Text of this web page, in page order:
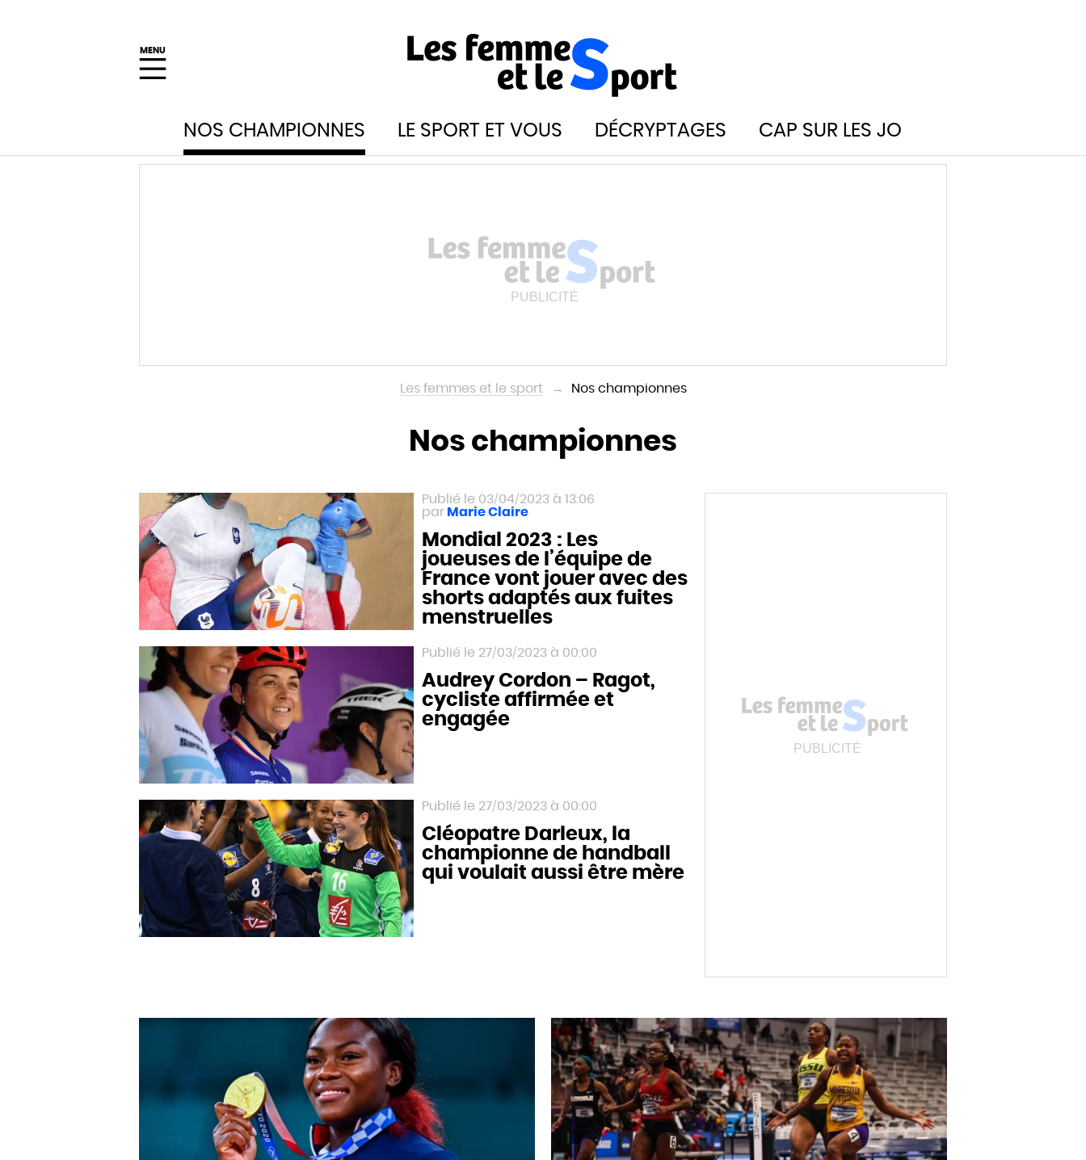
MENU
NOS CHAMPIONNES LE SPORT ET VOUS DÉCRYPTAGES CAP SUR LES JO
Les femmes et le sport Nos championnes
Nos championnes
03/04/2023 à 13:06
Marie Claire
Mondial 2023 : Les
joueuses de l’équipe de
France vont jouer avec des
shorts adaptés aux fuites
menstruelles
27/03/2023 à 00:00
Audrey Cordon – Ragot,
cycliste affirmée et
engagée
27/03/2023 à 00:00
Cléopatre Darleux, la
championne de handball
qui voulait aussi être mère